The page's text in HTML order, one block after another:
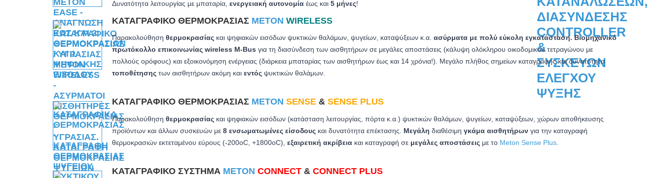
Δυνατότητα λειτουργίας με μπαταρία, ενεργειακή αυτονομία έως και 5 μήνες!
ΚΑΤΑΓΡΑΦΙΚΌ ΘΕΡΜΟΚΡΑΣΊΑΣ METON WIRELESS
Παρακολούθηση θερμοκρασίας και ψηφιακών εισόδων ψυκτικών θαλάμων, ψυγείων, καταψύξεων κ.α. ασύρματα με πολύ εύκολη εγκατάσταση. Βιομηχανικό
πρωτόκολλο επικοινωνίας wireless M-Bus για τη διασύνδεση των αισθητήρων σε μεγάλες αποστάσεις (κάλυψη ολόκληρου οικοδομικού τετραγώνου με
πολλούς ορόφους) και εξοικονόμηση ενέργειας (διάρκεια μπαταρίας των αισθητήρων έως και 14 χρόνια!). Μεγάλο πλήθος σημείων καταγραφής και δυνατότητα
τοποθέτησης των αισθητήρων ακόμη και εντός ψυκτικών θαλάμων.
ΚΑΤΑΓΡΑΦΙΚΌ ΘΕΡΜΟΚΡΑΣΊΑΣ METON SENSE & SENSE PLUS
Παρακολούθηση θερμοκρασίας και ψηφιακών εισόδων (κατάσταση λειτουργίας, πόρτα κ.α.) ψυκτικών θαλάμων, ψυγείων, καταψύξεων, χώρων αποθήκευσης
προϊόντων και άλλων συσκευών με 8 ενσωματωμένες είσοδους και δυνατότητα επέκτασης. Μεγάλη διαθέσιμη γκάμα αισθητήρων για την καταγραφή
θερμοκρασιών εκτεταμένου εύρους (-200oC, +1800oC), εξαιρετική ακρίβεια και καταγραφή σε μεγάλες αποστάσεις με το Meton Sense Plus.
ΚΑΤΑΓΡΑΦΙΚΌ ΣΎΣΤΗΜΑ METON CONNECT & CONNECT PLUS